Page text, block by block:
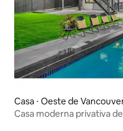
Casa ⋅ Oeste de
Casa moderna privativa